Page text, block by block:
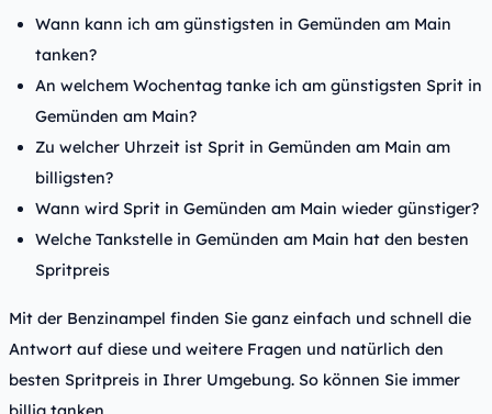
Wann kann ich am günstigsten in Gemünden am Main
tanken?
An welchem Wochentag tanke ich am günstigsten Sprit in
Gemünden am Main?
Zu welcher Uhrzeit ist Sprit in Gemünden am Main am
billigsten?
Wann wird Sprit in Gemünden am Main wieder günstiger?
Welche Tankstelle in Gemünden am Main hat den besten
Spritpreis
Mit der Benzinampel finden Sie ganz einfach und schnell die
Antwort auf diese und weitere Fragen und natürlich den
besten Spritpreis in Ihrer Umgebung. So können Sie immer